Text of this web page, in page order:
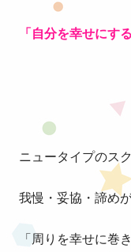
「自分を幸せにす
ニュータイプのス
我慢・妥協・諦め
「周りを幸せに巻